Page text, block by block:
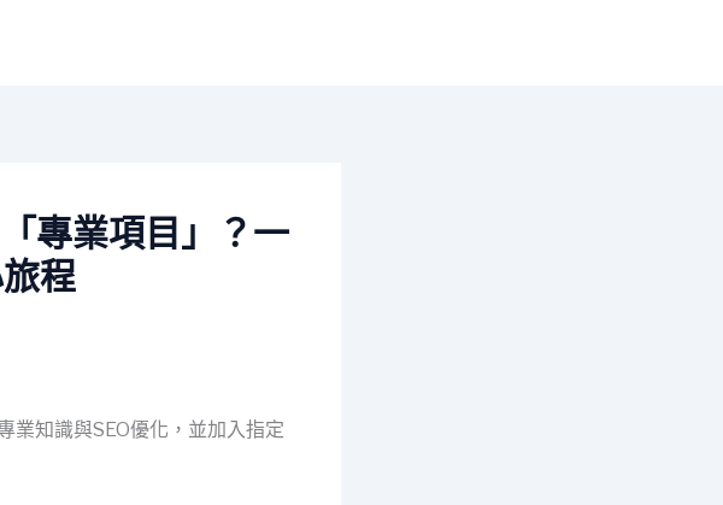
專業項目」？一
程
業知識與SEO優化，並加入指定